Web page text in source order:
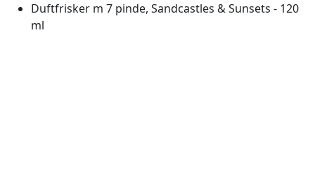
Duftfrisker m 7 pinde, Sandcastles & Sunsets - 120
ml